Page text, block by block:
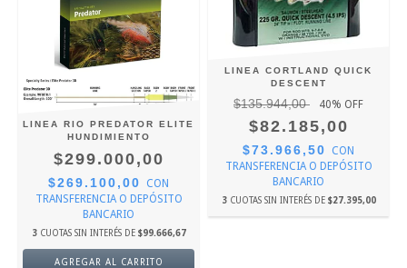
LINEA RIO PREDATOR ELITE
HUNDIMIENTO
$299.000,00
$269.100,00
CON
TRANSFERENCIA O DEPÓSITO
BANCARIO
3 CUOTAS SIN INTERÉS DE $99.666,67
AGREGAR AL CARRITO
LINEA CORTLAND QUICK
DESCENT
$135.944,00 40% OFF
$82.185,00
$73.966,50
CON
TRANSFERENCIA O DEPÓSITO
BANCARIO
3 CUOTAS SIN INTERÉS DE $27.395,00